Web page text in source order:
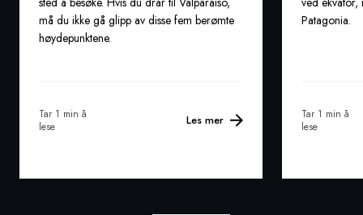
må du ikke gå glipp av disse fem berømte
høydepunktene.
Tar 1 min å
lese
Les mer
Patagonia.
Tar 1 min å
lese